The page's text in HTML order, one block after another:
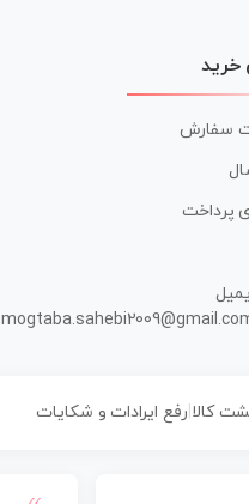
خرید
سفارش
پرداخت
کالا رفع ایرادات و شکایات